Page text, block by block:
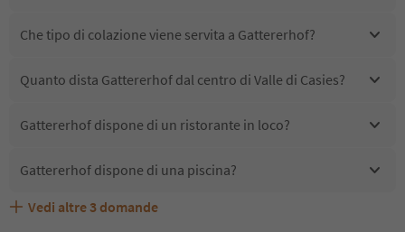
Che tipo di colazione viene servita a Gattererhof?
Quanto dista Gattererhof dal centro di Valle di Casies?
Gattererhof dispone di un ristorante in loco?
Gattererhof dispone di una piscina?
Gattererhof accetta animali domestici?
Quali servizi/attività sono disponibili presso
Gli ospiti di Gattererhof ricevono l'Alto Adige Guest Pass?
Vedi altre 3 domande